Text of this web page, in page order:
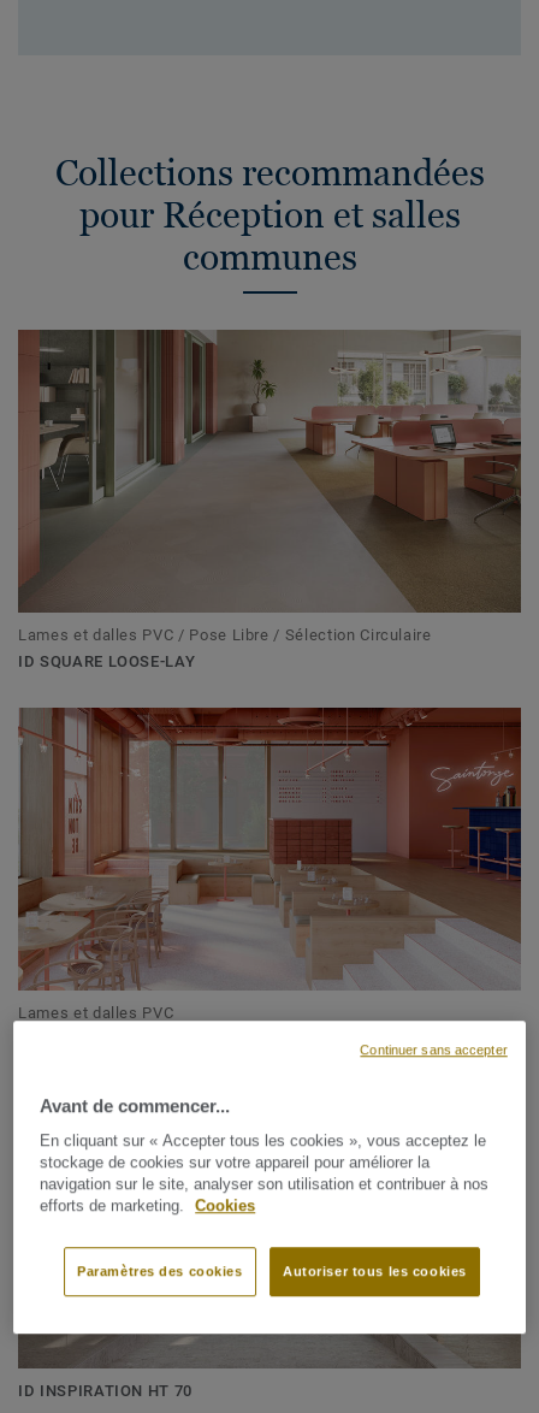
Collections recommandées
pour Réception et salles
communes
Lames et dalles PVC / Pose Libre / Sélection Circulaire
ID SQUARE LOOSE-LAY
Lames et dalles PVC
ID INSPIRATION HT 70
Avant de commencer...
En cliquant sur « Accepter tous les cookies », vous acceptez le
stockage de cookies sur votre appareil pour améliorer la
navigation sur le site, analyser son utilisation et contribuer à nos
efforts de marketing.
Cookies
Autoriser tous les cookies
Paramètres des cookies
Continuer sans accepter